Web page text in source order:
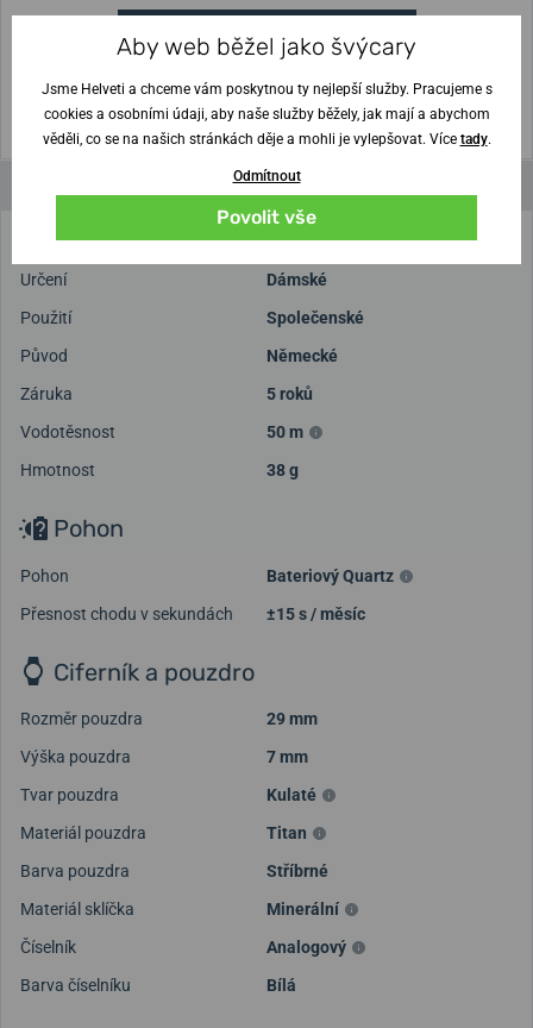
Vytisknout vzory velikostí
(U tisku nastavte Měřítko: Výchozí)
Značka
Boccia Titanium
Určení
Dámské
Použití
Společenské
Původ
Německé
Záruka
5 roků
Vodotěsnost
50 m
Hmotnost
38 g
Pohon
Pohon
Bateriový Quartz
Přesnost chodu v sekundách
±15 s / měsíc
Ciferník a pouzdro
Rozměr pouzdra
29 mm
Výška pouzdra
7 mm
Tvar pouzdra
Kulaté
Materiál pouzdra
Titan
Barva pouzdra
Stříbrné
Materiál sklíčka
Minerální
Číselník
Analogový
Barva číselníku
Bílá
Aby web běžel jako švýcary
Jsme Helveti a chceme vám poskytnou ty nejlepší služby. Pracujeme s
cookies a osobními údaji, aby naše služby běžely, jak mají a abychom
věděli, co se na našich stránkách děje a mohli je vylepšovat. Více tady.
Odmítnout
Povolit vše